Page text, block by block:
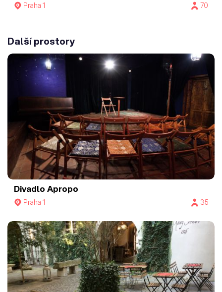
Praha 1 70
Další prostory
Divadlo Apropo
Praha 1 35